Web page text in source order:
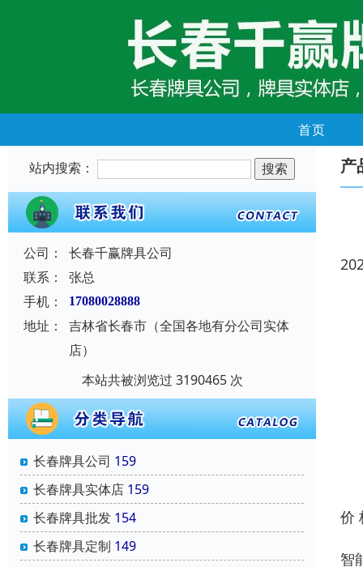
首页
站内搜索：
公司：
长春千赢牌具公司
联系：
张总
手机：
17080028888
地址：
吉林省长春市（全国各地有分公司实体
店）
本站共被浏览过 3190465 次
长春牌具公司 159
长春牌具实体店 159
长春牌具批发 154
长春牌具定制 149
产
价
智